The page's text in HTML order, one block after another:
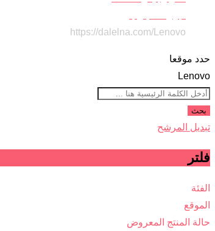
https://dalelna.com/ Lenovo
حدد موقعا
Lenovo
بحث
تبديل المرشح
فلتر
الفئة
الموقع
حالة المنتج المعروض